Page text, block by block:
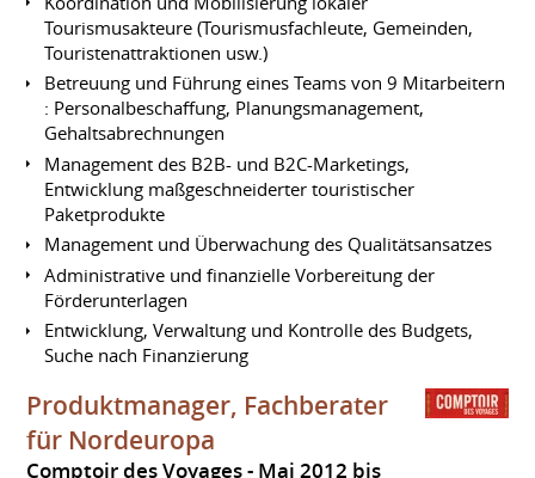
Tourismusakteure (Tourismusfachleute, Gemeinden,
Touristenattraktionen usw.)
Betreuung und Führung eines Teams von 9 Mitarbeitern
: Personalbeschaffung, Planungsmanagement,
Gehaltsabrechnungen
Management des B2B- und B2C-Marketings,
Entwicklung maßgeschneiderter touristischer
Paketprodukte
Management und Überwachung des Qualitätsansatzes
Administrative und finanzielle Vorbereitung der
Förderunterlagen
Entwicklung, Verwaltung und Kontrolle des Budgets,
Suche nach Finanzierung
Produktmanager, Fachberater
für Nordeuropa
Comptoir des Voyages Mai 2012 bis